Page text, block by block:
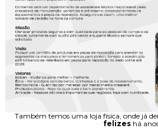
Também temos uma loja física, onde já
felizeshá